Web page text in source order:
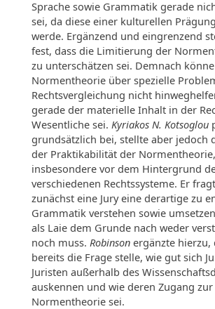
Sprache sowie Grammatik gerade
sei, da diese einer kulturellen
werde. Ergänzend und eingrenzend
fest, dass die Limitierung der
zu unterschätzen sei. Demnach
Normentheorie über spezielle
Rechtsvergleichung nicht
gerade der materielle Inhalt in der
Wesentliche sei. Kyriakos N. Kotsoglou
grundsätzlich bei, stellte aber jedoch
der Praktikabilität der Normentheorie,
insbesondere vor dem Hintergrund
verschiedenen Rechtssysteme. Er
zunächst eine Jury eine derartige zu
Grammatik verstehen sowie
als Laie dem Grunde nach weder
noch muss. Robinsonergänzte hierzu,
bereits die Frage stelle, wie gut sich
Juristen außerhalb des
auskennen und wie deren Zugang zur
Normentheorie sei.